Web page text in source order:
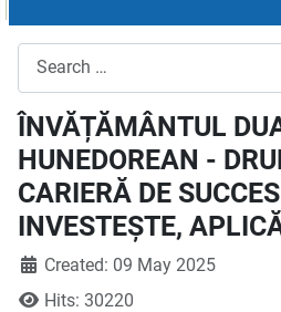
ÎNVĂȚĂMÂNTUL
HUNEDOREAN -
CARIERĂ DE
INVESTEȘTE,
Created: 09 May 2025
Hits: 30220